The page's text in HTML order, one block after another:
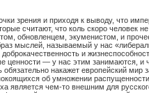
зрения и приходя к выводу, что
считают, что коль скоро человек
обновленцем, экуменистом, и
мыслей, называемый у нас
и
ценности — у нас этим занимаются,
обязательно накажет европейский
об умножении
является чем-то внешним для